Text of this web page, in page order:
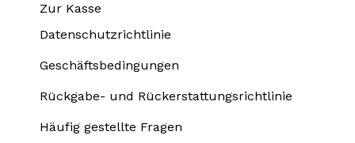
Zur Kasse
Datenschutzrichtlinie
Geschäftsbedingungen
Rückgabe- und Rückerstattungsrichtlinie
Häufig gestellte Fragen